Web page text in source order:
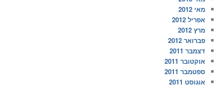
מאי 2012
אפריל 2012
מרץ 2012
פברואר 2012
דצמבר 2011
אוקטובר 2011
ספטמבר 2011
אוגוסט 2011